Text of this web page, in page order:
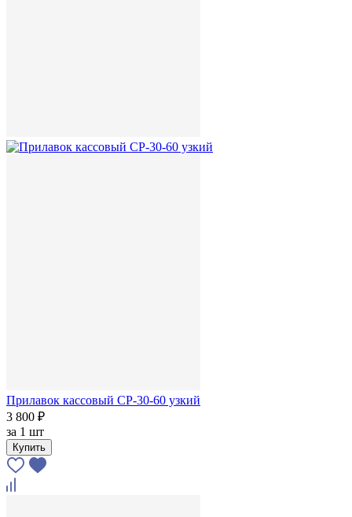
Прилавок кассовый CP-30-60 узкий
3 800 ₽
за 1 шт
Купить